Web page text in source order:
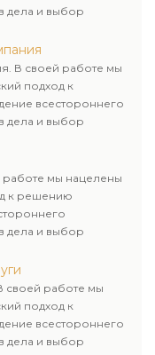
дела и выбор
В своей работе мы
подход к
всестороннего
дела и выбор
мы нацелены
к решению
дела и выбор
своей работе мы
подход к
всестороннего
дела и выбор